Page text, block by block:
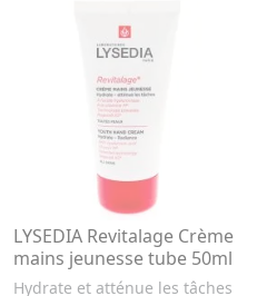
LYSEDIA Revitalage Crème
mains jeunesse tube 50ml
Hydrate et atténue les tâches